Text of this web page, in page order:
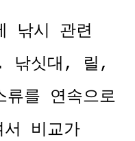
낚시 관련
낚싯대, 릴,
를 연속으로
비교가